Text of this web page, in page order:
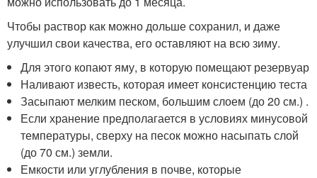
Чтобы раствор как можно дольше сохранил, и даже
улучшил свои качества, его оставляют на всю зиму.
Для этого копают яму, в которую помещают резервуар
Наливают известь, которая имеет консистенцию теста
Засыпают мелким песком, большим слоем (до 20 см.) .
Если хранение предполагается в условиях минусовой
температуры, сверху на песок можно насыпать слой
(до 70 см.) земли.
Емкости или углубления в почве, которые